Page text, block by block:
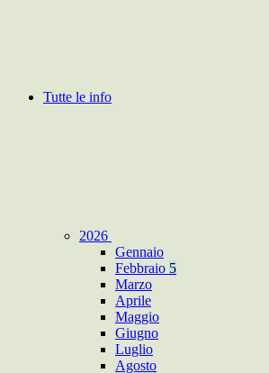
Tutte le info
2026
Gennaio
Febbraio 5
Marzo
Aprile
Maggio
Giugno
Luglio
Agosto